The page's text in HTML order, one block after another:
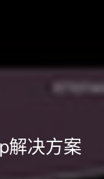
解决方案